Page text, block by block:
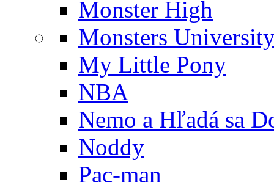
Monster High
Monsters
My Little Pony
NBA
Nemo a Hľadá sa
Noddy
Pac-man